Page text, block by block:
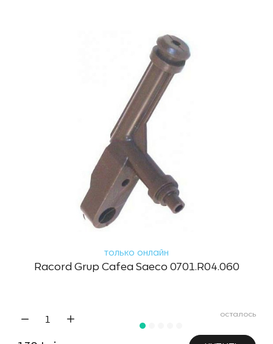
только онлайн
Racord Grup Cafea Saeco 0701.R04.060
осталось